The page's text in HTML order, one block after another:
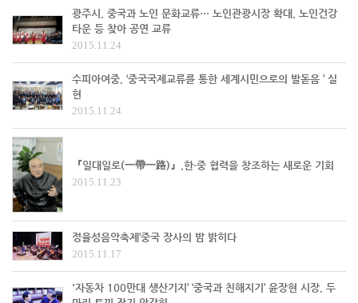
광주시, 중국과 노인 문화교류… 노인관광시장 확대, 노인건강
타운 등 찾아 공연 교류
2015.11.24
수피아여중, ‘중국국제교류를 통한 세계시민으로의 발돋음 ’ 실
현
2015.11.24
『일대일로(一帶一路)』,한·중 협력을 창조하는 새로운 기회
2015.11.23
정율성음악축제’중국 장사의 밤 밝히다
2015.11.17
'자동차 100만대 생산기지’ ‘중국과 친해지기’ 윤장현 시장, 두